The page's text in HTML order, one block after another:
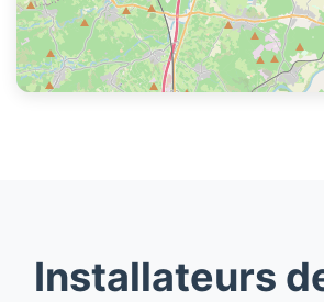
Installateurs